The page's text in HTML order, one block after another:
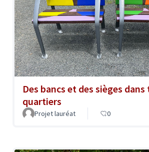
Des bancs et des sièges dans
quartiers
Projet lauréat 0